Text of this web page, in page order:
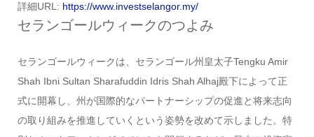
詳細URL: https://www.investselangor.my/
セランゴールウィークのつよみ
セランゴールウィークは、セランゴール州皇太子Tengku Amir
Shah Ibni Sultan Sharafuddin Idris Shah Alhaj殿下によって正
式に開幕し、州が国際的なパートナーシップの促進と将来志向
の取り組みを推進していくという姿勢を改めて示しました。特